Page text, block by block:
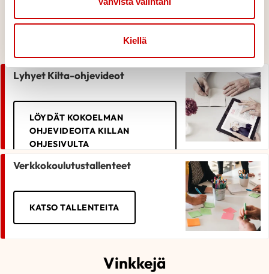
Kiellä
Kilta-järjestelmä ja
Lyhyet Kilta-ohjevideot
LÖYDÄT KOKOELMAN
OHJEVIDEOITA KILLAN
OHJESIVULTA
Verkkokoulutustallenteet
KATSO TALLENTEITA
Vinkkejä